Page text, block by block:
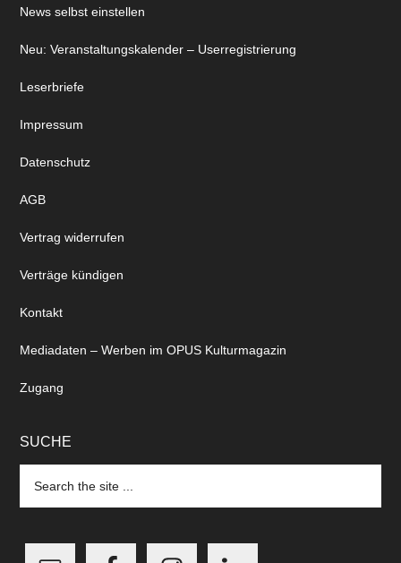
News selbst einstellen
Neu: Veranstaltungskalender – Userregistrierung
Leserbriefe
Impressum
Datenschutz
AGB
Vertrag widerrufen
Verträge kündigen
Kontakt
Mediadaten – Werben im OPUS Kulturmagazin
Zugang
SUCHE
the